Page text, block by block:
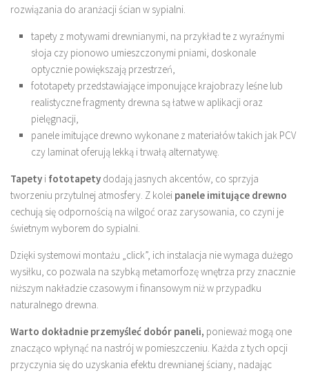
rozwiązania do aranżacji ścian w sypialni.
tapety z motywami drewnianymi, na przykład te z wyraźnymi
słoja czy pionowo umieszczonymi pniami, doskonale
optycznie powiększają przestrzeń,
fototapety przedstawiające imponujące krajobrazy leśne lub
realistyczne fragmenty drewna są łatwe w aplikacji oraz
pielęgnacji,
panele imitujące drewno wykonane z materiałów takich jak PCV
czy laminat oferują lekką i trwałą alternatywę.
Tapety i fototapety dodają jasnych akcentów, co sprzyja
tworzeniu przytulnej atmosfery. Z kolei panele imitujące drewno
cechują się odpornością na wilgoć oraz zarysowania, co czyni je
świetnym wyborem do sypialni.
Dzięki systemowi montażu „click”, ich instalacja nie wymaga dużego
wysiłku, co pozwala na szybką metamorfozę wnętrza przy znacznie
niższym nakładzie czasowym i finansowym niż w przypadku
naturalnego drewna.
Warto dokładnie przemyśleć dobór paneli, ponieważ mogą one
znacząco wpłynąć na nastrój w pomieszczeniu. Każda z tych opcji
przyczynia się do uzyskania efektu drewnianej ściany, nadając